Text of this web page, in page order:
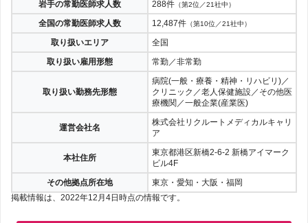
岩手の常勤医師求人数 288件 （第2位／21社中）
全国の常勤医師求人数 12,487件 （第10位／21社中）
取り扱いエリア
全国
取り扱い雇用形態
常勤／非常勤
取り扱い勤務先形態
病院(一般・療養・精神・リハビリ)／
クリニック／老人保健施設／その他医
療機関／一般企業(産業医)
運営会社名
株式会社リクルートメディカルキャリ
ア
本社住所
東京都港区新橋2-6-2 新橋アイマーク
ビル4F
その他拠点所在地
東京・愛知・大阪・福岡
掲載情報は、2022年12月4日時点の情報です。